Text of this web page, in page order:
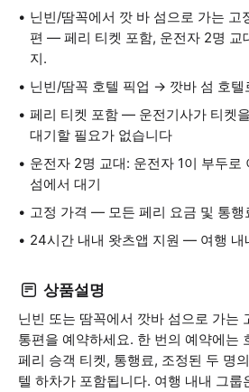
닌빈/땀꼭에서 깟 바 섬으로 가는 고
편 — 페리 티켓 포함, 운전자 2명 교
지.
닌빈/땀꼭 호텔 픽업 → 깟바 섬 호텔
페리 티켓 포함 — 운전기사가 티켓
대기할 필요가 없습니다
운전자 2명 교대: 운전자 1이 부두로
섬에서 대기
고정 가격 — 모든 페리 요금 및 통행
24시간 내내 왓츠앱 지원 — 여행 내
상품설명
닌빈 또는 땀꼭에서 깟바 섬으로 가는
통편을 예약하세요. 한 번의 예약에는
페리 승객 티켓, 통행료, 조정된 두 명
텔 하차가 포함됩니다. 여행 내내 그룹